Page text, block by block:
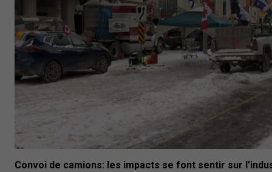
Convoi de camions: les impacts se font sentir sur